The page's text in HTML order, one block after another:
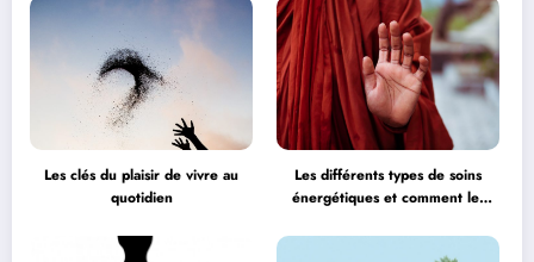
Les clés du plaisir de vivre au
quotidien
Les différents types de soins
énergétiques et comment les